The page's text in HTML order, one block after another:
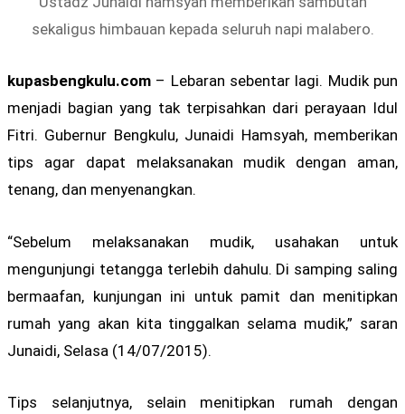
sekaligus himbauan kepada seluruh napi malabero.
kupasbengkulu.com – Lebaran sebentar lagi. Mudik pun
menjadi bagian yang tak terpisahkan dari perayaan Idul
Fitri. Gubernur Bengkulu, Junaidi Hamsyah, memberikan
tips agar dapat melaksanakan mudik dengan aman,
tenang, dan menyenangkan.
“Sebelum melaksanakan mudik, usahakan untuk
mengunjungi tetangga terlebih dahulu. Di samping saling
bermaafan, kunjungan ini untuk pamit dan menitipkan
rumah yang akan kita tinggalkan selama mudik,” saran
Junaidi, Selasa (14/07/2015).
Tips selanjutnya, selain menitipkan rumah dengan